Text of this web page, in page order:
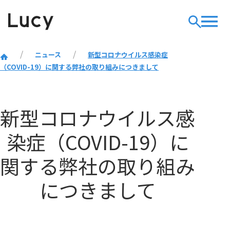
ニュース
新型コロナウイルス感染症
（COVID-19）に関する弊社の取り組みにつきまして
新型コロナウイルス感
染症（COVID-19）に
関する弊社の取り組み
につきまして